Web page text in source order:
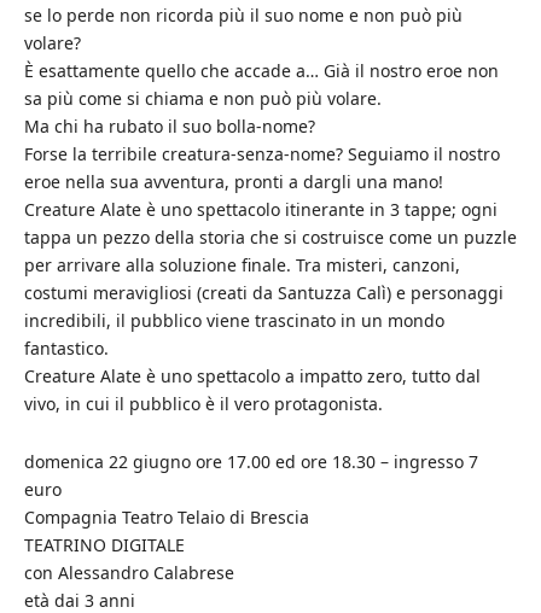
se lo perde non ricorda più il suo nome e non può più
volare?
È esattamente quello che accade a… Già il nostro eroe non
sa più come si chiama e non può più volare.
Ma chi ha rubato il suo bolla-nome?
Forse la terribile creatura-senza-nome? Seguiamo il nostro
eroe nella sua avventura, pronti a dargli una mano!
Creature Alate è uno spettacolo itinerante in 3 tappe; ogni
tappa un pezzo della storia che si costruisce come un puzzle
per arrivare alla soluzione finale. Tra misteri, canzoni,
costumi meravigliosi (creati da Santuzza Calì) e personaggi
incredibili, il pubblico viene trascinato in un mondo
fantastico.
Creature Alate è uno spettacolo a impatto zero, tutto dal
vivo, in cui il pubblico è il vero protagonista.
domenica 22 giugno ore 17.00 ed ore 18.30 – ingresso 7
euro
Compagnia Teatro Telaio di Brescia
TEATRINO DIGITALE
con Alessandro Calabrese
età dai 3 anni